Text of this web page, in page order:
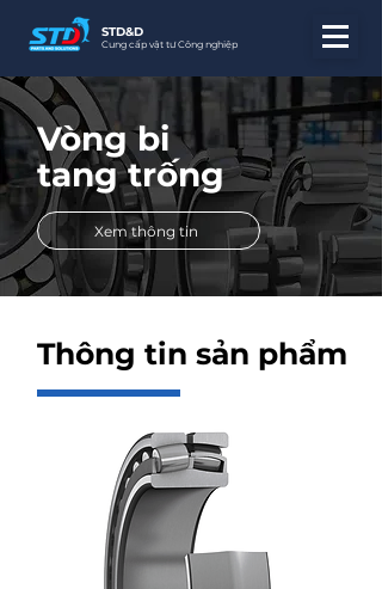
STD&D
Cung cấp vật tư Công nghiệp
Vòng bi
tang trống
Xem thông tin
Thông tin sản phẩm